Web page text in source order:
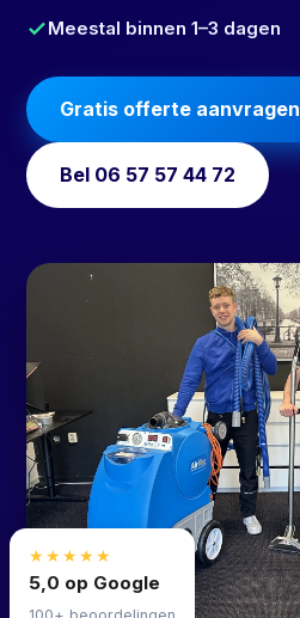
Meestal binnen 1–3 dagen
Gratis offerte aanvragen
Bel 06 57 57 44 72
★★★★★
5,0 op Google